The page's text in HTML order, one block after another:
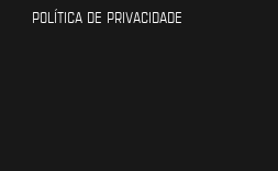
POLÍTICA DE PRIVACIDADE